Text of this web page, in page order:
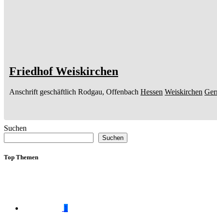
Friedhof Weiskirchen
Anschrift geschäftlich Rodgau, Offenbach Hessen Weiskirchen
Suchen
Suchen
Top Themen
1